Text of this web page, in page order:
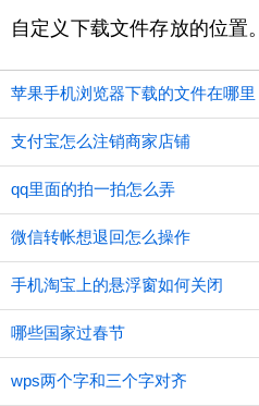
自定义下载文件存放的位置。
苹果手机浏览器下载的文件在哪里
支付宝怎么注销商家店铺
qq里面的拍一拍怎么弄
微信转帐想退回怎么操作
手机淘宝上的悬浮窗如何关闭
哪些国家过春节
wps两个字和三个字对齐